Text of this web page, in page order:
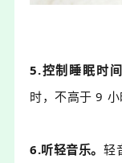
5.控制睡眠时
时，不高于 9 小
6.听轻音乐。轻